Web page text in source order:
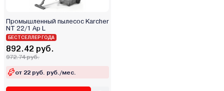
Промышленный пылесос Karcher
NT 22/1 Ap L
БЕСТСЕЛЛЕР ГОДА
892.42 руб.
972.74 руб.
от 22 руб. руб./мес.